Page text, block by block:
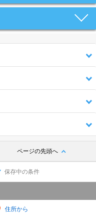
ページの先頭へ
保存中の条件
住所から